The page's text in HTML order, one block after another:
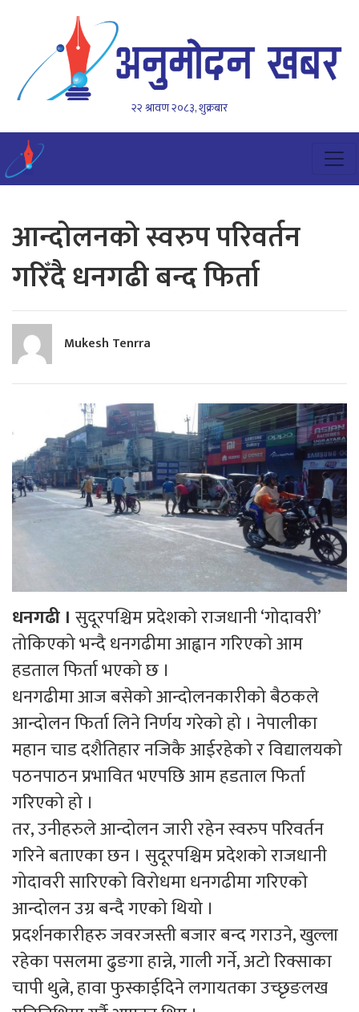
२२ श्रावण २०८३, शुक्रबार
आन्दोलनको स्वरुप परिवर्तन
गरिँदै धनगढी बन्द फिर्ता
Mukesh Tenrra
धनगढी । सुदूरपश्चिम प्रदेशको राजधानी ‘गोदावरी’
तोकिएको भन्दै धनगढीमा आह्वान गरिएको आम
हडताल फिर्ता भएको छ ।
धनगढीमा आज बसेको आन्दोलनकारीको बैठकले
आन्दोलन फिर्ता लिने निर्णय गरेको हो । नेपालीका
महान चाड दशैतिहार नजिकै आईरहेको र विद्यालयको
पठनपाठन प्रभावित भएपछि आम हडताल फिर्ता
गरिएको हो ।
तर, उनीहरुले आन्दोलन जारी रहेन स्वरुप परिवर्तन
गरिने बताएका छन । सुदूरपश्चिम प्रदेशको राजधानी
गोदावरी सारिएको विरोधमा धनगढीमा गरिएको
आन्दोलन उग्र बन्दै गएको थियो ।
प्रदर्शनकारीहरु जवरजस्ती बजार बन्द गराउने, खुल्ला
रहेका पसलमा ढुङगा हान्ने, गाली गर्ने, अटो रिक्साका
चापी थुत्ने, हावा फुस्काईदिने लगायतका उच्छृङलख